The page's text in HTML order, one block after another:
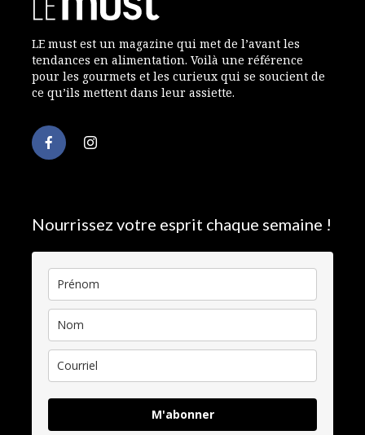
LE must est un magazine qui met de l’avant les
tendances en alimentation. Voilà une référence
pour les gourmets et les curieux qui se soucient de
ce qu’ils mettent dans leur assiette.
Nourrissez votre esprit chaque semaine !
M'abonner